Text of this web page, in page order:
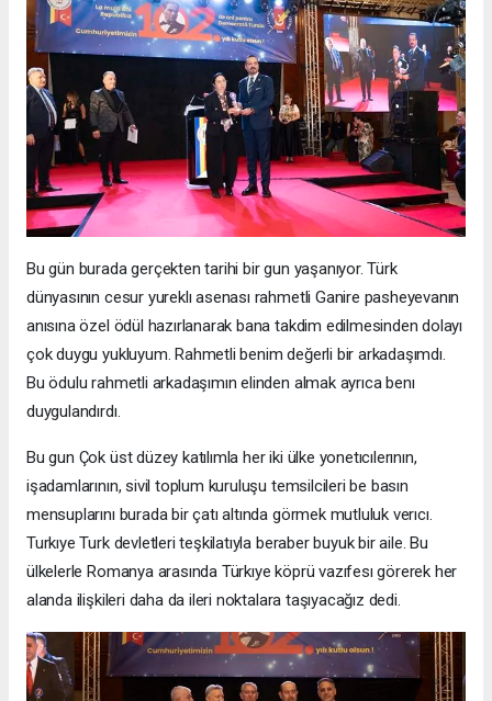
Bu gün burada gerçekten tarihi bir gun yaşanıyor. Türk
dünyasının cesur yureklı asenası rahmetli Ganire pasheyevanın
anısına özel ödül hazırlanarak bana takdim edilmesinden dolayı
çok duygu yukluyum. Rahmetli benim değerli bir arkadaşımdı.
Bu ödulu rahmetli arkadaşımın elinden almak ayrıca benı
duygulandırdı.
Bu gun Çok üst düzey katılımla her iki ülke yonetıcılerının,
işadamlarının, sivil toplum kuruluşu temsilcileri be basın
mensuplarını burada bir çatı altında görmek mutluluk verıcı.
Turkıye Turk devletleri teşkilatıyla beraber buyuk bir aile. Bu
ülkelerle Romanya arasında Türkıye köprü vazıfesı görerek her
alanda ilişkileri daha da ileri noktalara taşıyacağız dedi.